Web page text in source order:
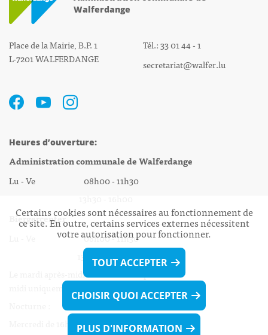
Walferdange
Place de la Mairie, B.P. 1
L-7201 WALFERDANGE
Tél.: 33 01 44 - 1
secretariat@walfer.lu
Heures d’ouverture:
Administration communale de Walferdange
Lu - Ve 08h00 - 11h30
Biergercenter
Lu - Ve 08h00 - 11h30
13h30 - 16h00
Le mardi après-midi et le vendredi après-
midi uniquement sur Rdv.
Mercredi de 16h00 - 18h45 uniquement sur Rdv
Certains cookies sont nécessaires au fonctionnement de
ce site. En outre, certains services externes nécessitent
votre autorisation pour fonctionner.
TOUT ACCEPTER
CHOISIR QUOI ACCEPTER
PLUS D'INFORMATION